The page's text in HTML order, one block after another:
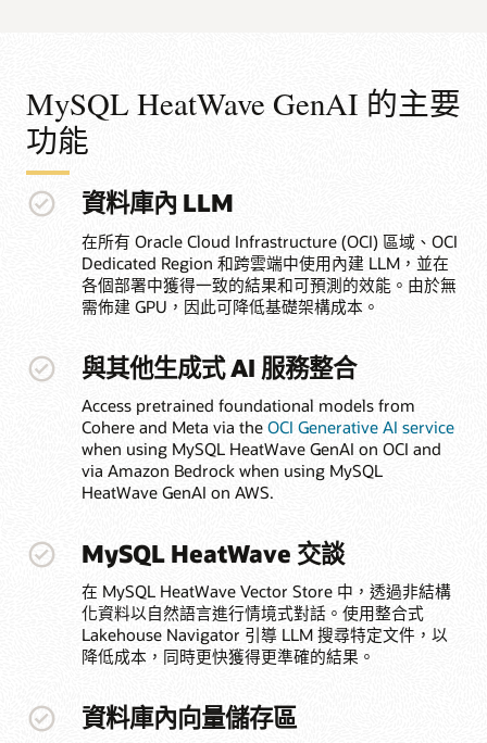
MySQL HeatWave GenAI 的主要
功能
資料庫內 LLM
在所有 Oracle Cloud Infrastructure (OCI) 區域、OCI
Dedicated Region 和跨雲端中使用內建 LLM，並在
各個部署中獲得一致的結果和可預測的效能。由於無
需佈建 GPU，因此可降低基礎架構成本。
與其他生成式 AI 服務整合
Access pretrained foundational models from
Cohere and Meta via the OCI Generative AI service
when using MySQL HeatWave GenAI on OCI and
via Amazon Bedrock when using MySQL
HeatWave GenAI on AWS.
MySQL HeatWave 交談
在 MySQL HeatWave Vector Store 中，透過非結構
化資料以自然語言進行情境式對話。使用整合式
Lakehouse Navigator 引導 LLM 搜尋特定文件，以
降低成本，同時更快獲得更準確的結果。
資料庫內向量儲存區